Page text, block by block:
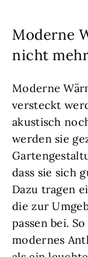
Moderne
nicht
Moderne
versteckt
akustisch
werden sie
dass sie sich
Dazu tragen
die zur
passen bei.
modernes